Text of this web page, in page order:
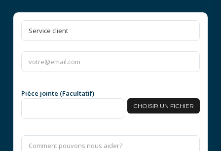
Pièce jointe (Facultatif)
CHOISIR UN FICHIER